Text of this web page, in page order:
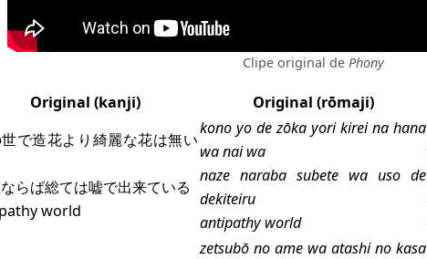
Clipe original de Phony
Original (kanji) Original (rōmaji)
で造花より綺麗な花は無い
らば総ては嘘で出来ている
world
kono yo de zōka yori kirei na hana
wa nai wa
naze naraba subete wa uso de
dekiteiru
antipathy world
zetsubō no ame wa atashi no kasa